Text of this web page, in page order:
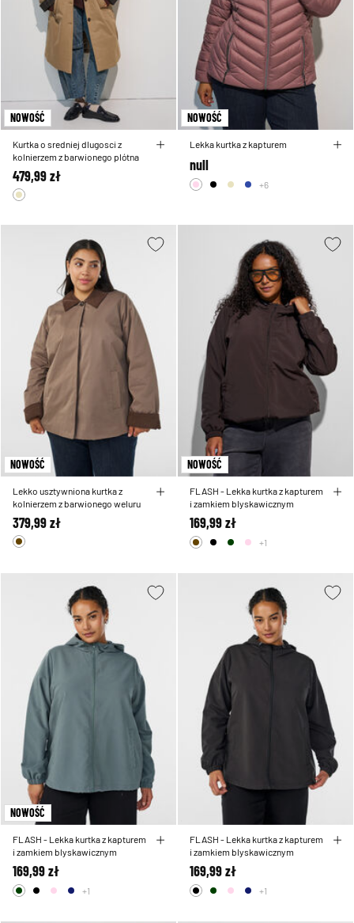
NOWOŚĆ
Kurtka o sredniej dlugosci z
kolnierzem z barwionego plótna
479,99 zł
NOWOŚĆ
Lekka kurtka z kapturem
null
+6
NOWOŚĆ
Lekko usztywniona kurtka z
kolnierzem z barwionego weluru
379,99 zł
NOWOŚĆ
FLASH - Lekka kurtka z kapturem
i zamkiem blyskawicznym
169,99 zł
+1
NOWOŚĆ
FLASH - Lekka kurtka z kapturem
i zamkiem blyskawicznym
169,99 zł
+1
FLASH - Lekka kurtka z kapturem
i zamkiem blyskawicznym
169,99 zł
+1